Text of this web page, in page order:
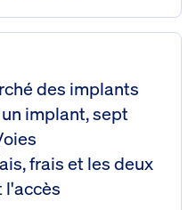
des implants
implant, sept
frais et les deux
l'accès